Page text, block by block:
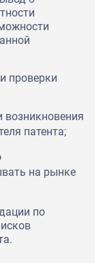
проверки
возникновения
патента;
на рынке
по